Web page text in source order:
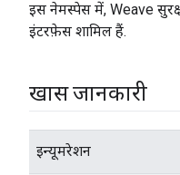
इस नेमस्पेस में, Weave
इंटरफ़ेस शामिल हैं.
खास जानकारी
इन्यूमरेशन